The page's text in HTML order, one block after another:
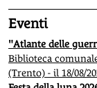
Eventi
"Atlante delle
Biblioteca
(Trento) - il 18/08/